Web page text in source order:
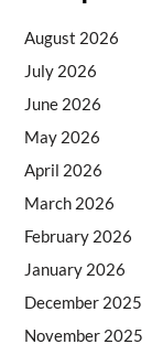
August 2026
July 2026
June 2026
May 2026
April 2026
March 2026
February 2026
January 2026
December 2025
November 2025